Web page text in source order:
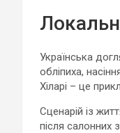
Українська
обліпиха,
Хіларі – це
Сценарій із
після салонних